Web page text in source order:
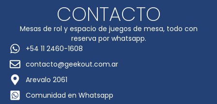
CONTACTO
Mesas de rol y espacio de juegos de mesa, todo con
reserva por whatsapp.
+54 11 2460-1608
contacto@geekout.com.ar
Arevalo 2061
Comunidad en Whatsapp